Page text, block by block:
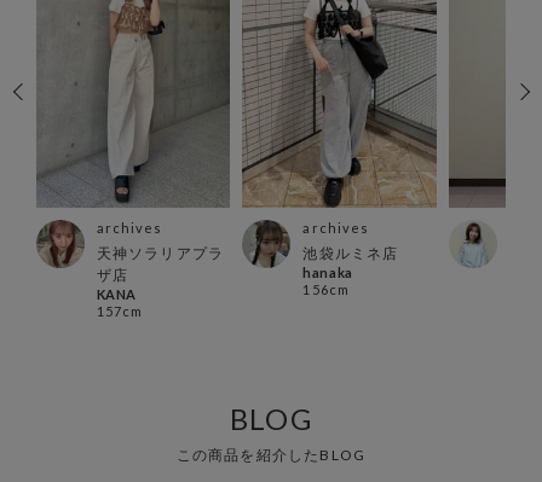
archives
天神ソラリアプラ
ザ店
KANA
157cm
archives
池袋ルミネ店
hanaka
156cm
BLOG
この商品を紹介したBLOG